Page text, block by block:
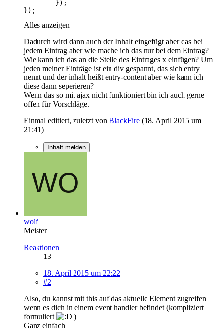
});
Alles anzeigen
Dadurch wird dann auch der Inhalt eingefügt aber das bei
jedem Eintrag aber wie mache ich das nur bei dem Eintrag?
Wie kann ich das an die Stelle des Eintrages x einfügen? Um
jeden meiner Einträge ist ein div gespannt, das sich entry
nennt und der inhalt heißt entry-content aber wie kann ich
diese dann seperieren?
Wenn das so mit ajax nicht funktioniert bin ich auch gerne
offen für Vorschläge.
Einmal editiert, zuletzt von BlackFire (18. April 2015 um
21:41)
Inhalt melden
wolf
Meister
Reaktionen
13
18. April 2015 um 22:22
#2
Also, du kannst mit this auf das aktuelle Element zugreifen
wenn es dich in einem event handler befindet (kompliziert
formuliert
)
Ganz einfach